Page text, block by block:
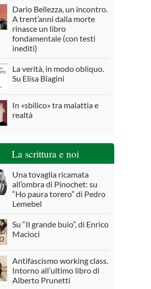
Dario Bellezza, un incontro.
A trent’anni dalla morte
rinasce un libro
fondamentale (con testi
inediti)
La verità, in modo obliquo.
Su Elisa Biagini
In «sbilico» tra malattia e
realtà
La scrittura e noi
Una tovaglia ricamata
all’ombra di Pinochet: su
“Ho paura torero” di Pedro
Lemebel
Su “Il grande buio”, di Enrico
Macioci
Antifascismo working class.
Intorno all’ultimo libro di
Alberto Prunetti